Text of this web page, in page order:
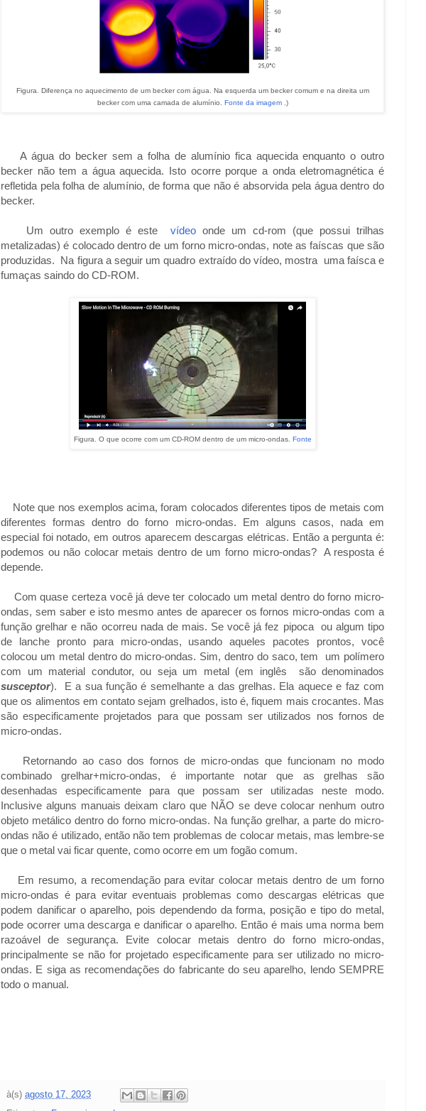
Figura. Diferença no aquecimento de um becker com água. Na esquerda um becker comum e na direita um
becker com uma camada de alumínio. Fonte da imagem.)
A água do becker sem a folha de alumínio fica aquecida enquanto o outro
becker não tem a água aquecida. Isto ocorre porque a onda eletromagnética é
refletida pela folha de alumínio, de forma que não é absorvida pela água dentro do
becker.
Um outro exemplo é este vídeo onde um cd-rom (que possui trilhas
metalizadas) é colocado dentro de um forno micro-ondas, note as faíscas que são
produzidas. Na figura a seguir um quadro extraído do vídeo, mostra uma faísca e
fumaças saindo do CD-ROM.
Figura. O que ocorre com um CD-ROM dentro de um micro-ondas. Fonte
Note que nos exemplos acima, foram colocados diferentes tipos de metais com
diferentes formas dentro do forno micro-ondas. Em alguns casos, nada em
especial foi notado, em outros aparecem descargas elétricas. Então a pergunta é:
podemos ou não colocar metais dentro de um forno micro-ondas? A resposta é
depende.
Com quase certeza você já deve ter colocado um metal dentro do forno micro-
ondas, sem saber e isto mesmo antes de aparecer os fornos micro-ondas com a
função grelhar e não ocorreu nada de mais. Se você já fez pipoca ou algum tipo
de lanche pronto para micro-ondas, usando aqueles pacotes prontos, você
colocou um metal dentro do micro-ondas. Sim, dentro do saco, tem um polímero
com um material condutor, ou seja um metal (em inglês são denominados
susceptor). E a sua função é semelhante a das grelhas. Ela aquece e faz com
que os alimentos em contato sejam grelhados, isto é, fiquem mais crocantes. Mas
são especificamente projetados para que possam ser utilizados nos fornos de
micro-ondas.
Retornando ao caso dos fornos de micro-ondas que funcionam no modo
combinado grelhar+micro-ondas, é importante notar que as grelhas são
desenhadas especificamente para que possam ser utilizadas neste modo.
Inclusive alguns manuais deixam claro que NÃO se deve colocar nenhum outro
objeto metálico dentro do forno micro-ondas. Na função grelhar, a parte do micro-
ondas não é utilizado, então não tem problemas de colocar metais, mas lembre-se
que o metal vai ficar quente, como ocorre em um fogão comum.
Em resumo, a recomendação para evitar colocar metais dentro de um forno
micro-ondas é para evitar eventuais problemas como descargas elétricas que
podem danificar o aparelho, pois dependendo da forma, posição e tipo do metal,
pode ocorrer uma descarga e danificar o aparelho. Então é mais uma norma bem
razoável de segurança. Evite colocar metais dentro do forno micro-ondas,
principalmente se não for projetado especificamente para ser utilizado no micro-
ondas. E siga as recomendações do fabricante do seu aparelho, lendo SEMPRE
todo o manual.
à(s) agosto 17, 2023